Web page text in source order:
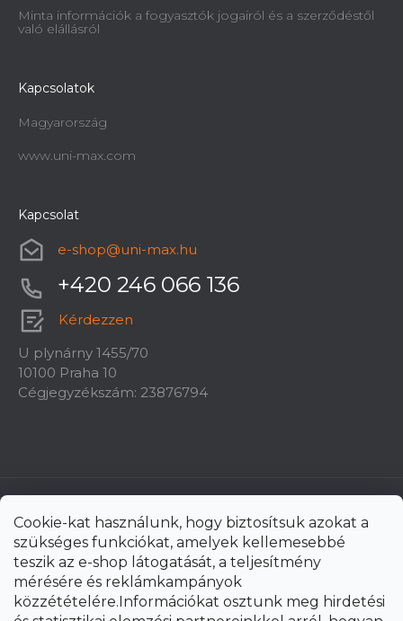
Cookie-kat használunk, hogy biztosítsuk azokat a
szükséges funkciókat, amelyek kellemesebbé
teszik az e-shop látogatását, a teljesítmény
mérésére és reklámkampányok
közzétételére.Információkat osztunk meg hirdetési
Minta információk a fogyasztók jogairól és a szerződéstől
való elállásról
Kapcsolatok
Magyarország
www.uni-max.com
Kapcsolat
e-shop@uni-max.hu
+420 246 066 136
Kérdezzen
U plynárny 1455/70
10100 Praha 10
Cégjegyzékszám: 23876794